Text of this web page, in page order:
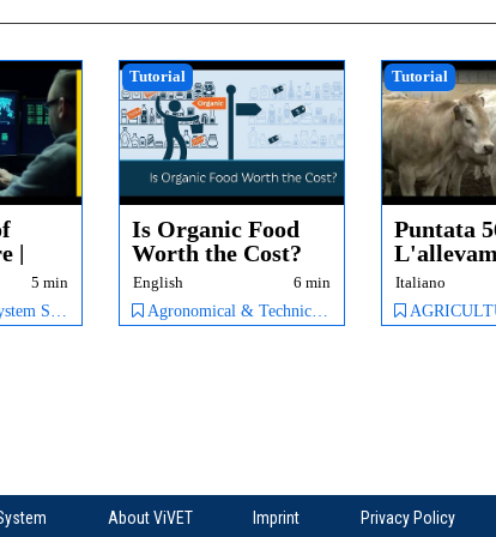
|
5 min
SOFTWARE
Tutorial
Is Organic Food
Worth the Cost?
English 6 min
Agronomical & Technical Issues, Soil management, English,
Tutorial
Puntata
della
Italiano
AGRICULTURE,
About ViVET Imprint Privacy Policy